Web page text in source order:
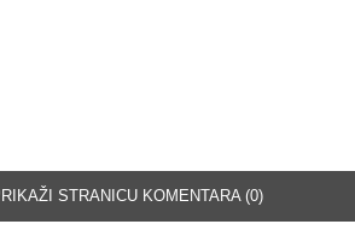
STRANICU KOMENTARA (0)